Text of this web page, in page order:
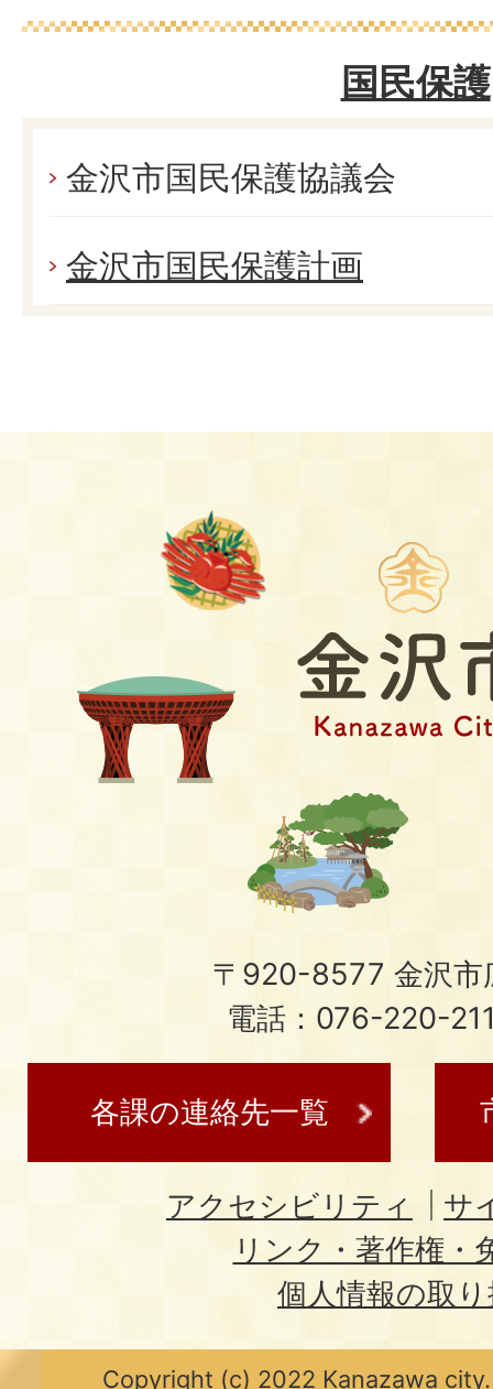
国民保護
金沢市国民保護協議会
金沢市国民保護計画
〒920-8577 金沢市
電話：076-220-
各課の連絡先一覧
アクセシビリティ
サ
リンク・著作権・
個人情報の取
Copyright (c) 2022 Kanazawa